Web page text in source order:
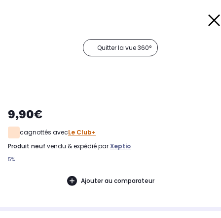
Quitter la vue 360°
9,90€
cagnottés avecLe Club+
produit neuf vendu & expédié parXeptio
5%
Ajouter au comparateur